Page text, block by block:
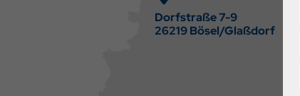
Dorfstraße 7-9
26219 Bösel/Glaßdorf